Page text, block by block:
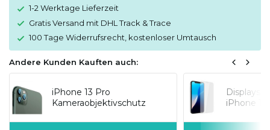
1-2 Werktage Lieferzeit
Gratis Versand mit DHL Track & Trace
100 Tage Widerrufsrecht, kostenloser Umtausch
Andere Kunden Kauften auch:
iPhone 13 Pro
Kameraobjektivschutz
iPhone 13